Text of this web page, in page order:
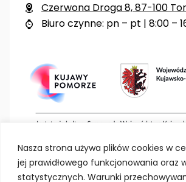
Nasza strona używa plików cookies w
jej prawidłowego funkcjonowania oraz
statystycznych. Warunki
 Czerwona Droga 8, 87-100
 Biuro czynne: pn – pt | 8:00 –